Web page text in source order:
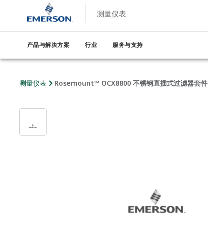
测量仪表
产品与解决方案 行业 服务与支持
测量仪表 Rosemount™ OCX8800 不锈钢直插式过滤器套件